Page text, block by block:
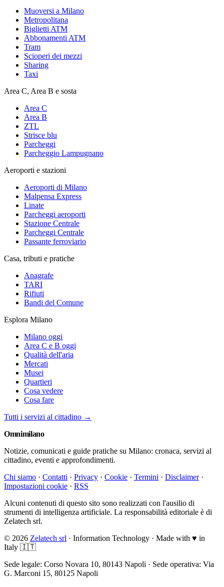
Muoversi a Milano
Metropolitana
Biglietti ATM
Abbonamenti ATM
Tram
Scioperi dei mezzi
Sharing
Taxi
Area C, Area B e sosta
Area C
Area B
ZTL
Strisce blu
Parcheggi
Parcheggio Lampugnano
Aeroporti e stazioni
Aeroporti di Milano
Malpensa Express
Linate
Parcheggi aeroporti
Stazione Centrale
Parcheggi Centrale
Passante ferroviario
Casa, tributi e pratiche
Anagrafe
TARI
Rifiuti
Bandi del Comune
Esplora Milano
Milano oggi
Area C e B oggi
Qualità dell'aria
Mercati
Musei
Quartieri
Cosa vedere
Cosa fare
Tutti i servizi al cittadino →
Omnimilano
Notizie, comunicati e guide pratiche su Milano: cronaca, servizi al
cittadino, eventi e approfondimenti.
Chi siamo · Contatti · Privacy · Cookie · Termini · Disclaimer ·
Impostazioni cookie · RSS
Alcuni contenuti di questo sito sono realizzati con l'ausilio di
strumenti di intelligenza artificiale. La responsabilità editoriale è di
Zelatech srl.
© 2026 Zelatech srl · Information Technology · Made with ♥ in
Italy 🇮🇹
Sede legale: Corso Novara 10, 80143 Napoli · Sede operativa: Via
G. Marconi 15, 80125 Napoli